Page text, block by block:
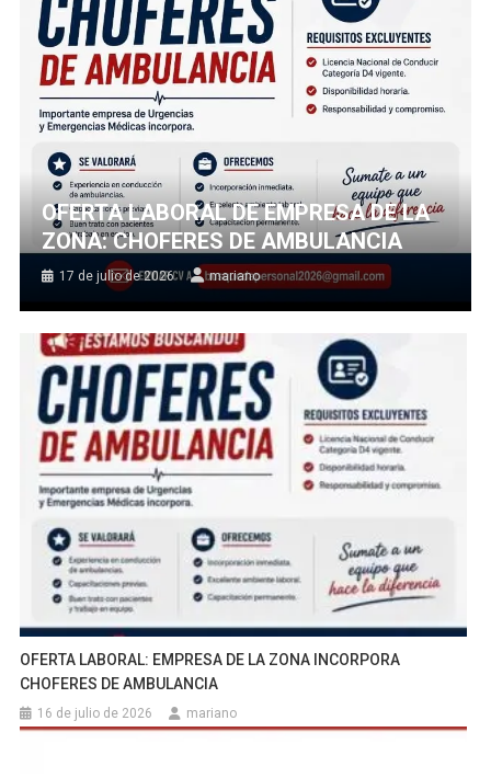
OFERTA LABORAL DE EMPRESA DE LA
ZONA: CHOFERES DE AMBULANCIA
17 de julio de 2026 mariano
OFERTA LABORAL: EMPRESA DE LA ZONA INCORPORA
CHOFERES DE AMBULANCIA
16 de julio de 2026 mariano